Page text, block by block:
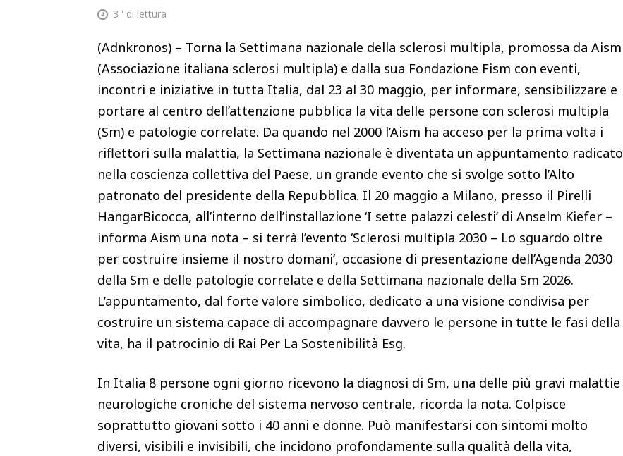
3 ' di lettura
(Adnkronos) – Torna la Settimana nazionale della sclerosi multipla, promossa da Aism
(Associazione italiana sclerosi multipla) e dalla sua Fondazione Fism con eventi,
incontri e iniziative in tutta Italia, dal 23 al 30 maggio, per informare, sensibilizzare e
portare al centro dell’attenzione pubblica la vita delle persone con sclerosi multipla
(Sm) e patologie correlate. Da quando nel 2000 l’Aism ha acceso per la prima volta i
riflettori sulla malattia, la Settimana nazionale è diventata un appuntamento radicato
nella coscienza collettiva del Paese, un grande evento che si svolge sotto l’Alto
patronato del presidente della Repubblica. Il 20 maggio a Milano, presso il Pirelli
HangarBicocca, all’interno dell’installazione ‘I sette palazzi celesti’ di Anselm Kiefer –
informa Aism una nota – si terrà l’evento ‘Sclerosi multipla 2030 – Lo sguardo oltre
per costruire insieme il nostro domani’, occasione di presentazione dell’Agenda 2030
della Sm e delle patologie correlate e della Settimana nazionale della Sm 2026.
L’appuntamento, dal forte valore simbolico, dedicato a una visione condivisa per
costruire un sistema capace di accompagnare davvero le persone in tutte le fasi della
vita, ha il patrocinio di Rai Per La Sostenibilità Esg.
In Italia 8 persone ogni giorno ricevono la diagnosi di Sm, una delle più gravi malattie
neurologiche croniche del sistema nervoso centrale, ricorda la nota. Colpisce
soprattutto giovani sotto i 40 anni e donne. Può manifestarsi con sintomi molto
diversi, visibili e invisibili, che incidono profondamente sulla qualità della vita,